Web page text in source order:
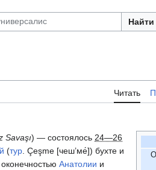
Найти
Читать
Savaşı) — состоялось 24—26
(тур . Çeşme [чеш’ме́]) бухте и
Анатолии и